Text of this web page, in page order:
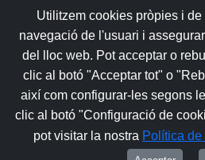
Utilitzem cookies pròpies i
navegació de l'usuari i
del lloc web. Pot acceptar o
clic al botó "Acceptar tot" o
així com configurar-les segons
clic al botó "Configuració de
pot visitar la nostra Política